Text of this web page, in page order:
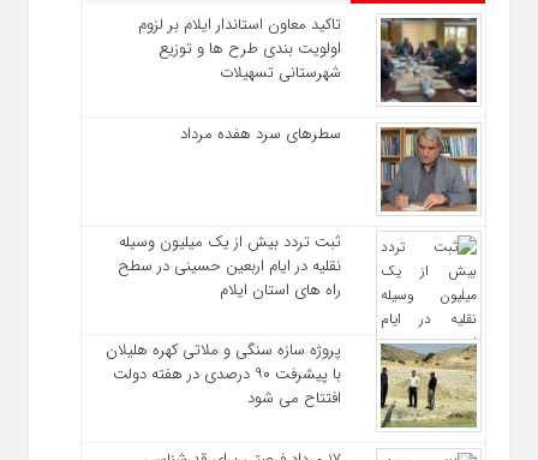
تاکید معاون استاندار ایلام بر لزوم
اولویت‌ بندی طرح‌ ها و توزیع
شهرستانی تسهیلات
سطرهای سرد هفده مرداد
ثبت تردد بیش از یک میلیون وسیله
نقلیه در ایام اربعین حسینی در سطح
راه‌ های استان ایلام
پروژه سازه سنگی و ملاتی کهره هلیلان
با پیشرفت ۹۰ درصدی در هفته دولت
افتتاح می شود